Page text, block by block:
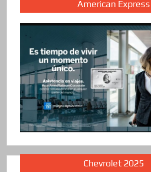
American Express
Chevrolet 2025